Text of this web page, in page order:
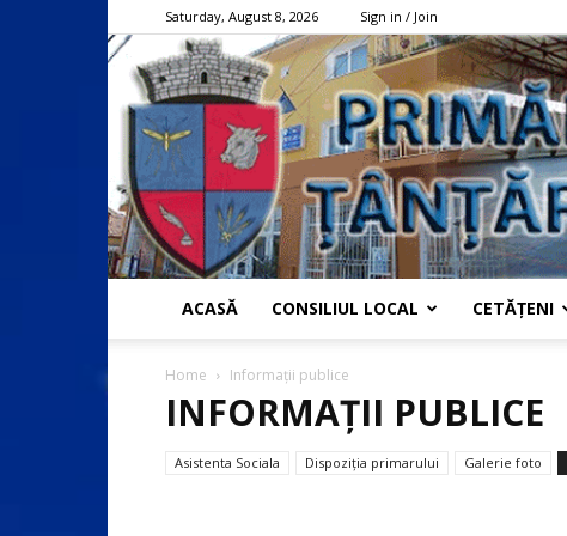
Saturday, August 8, 2026 Sign in / Join
ACASĂ CONSILIUL LOCAL CETĂȚENI
Home Informații publice
INFORMAȚII PUBLICE
Asistenta Sociala Dispoziția primarului Galerie foto